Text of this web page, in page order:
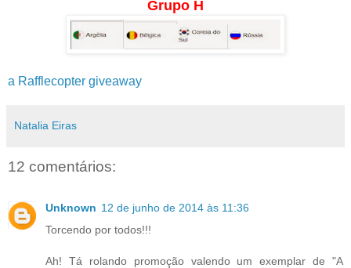
Grupo H
a Rafflecopter giveaway
Natalia Eiras
12 comentários:
Unknown 12 de junho de 2014 às 11:36
Torcendo por todos!!!
Ah! Tá rolando promoção valendo um exemplar de "A